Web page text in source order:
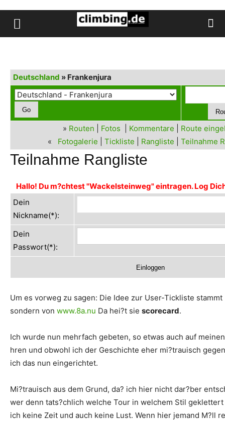
Deutschland » Frankenjura
» Routen Fotos Kommentare
Route
« Fotogalerie Tickliste Rangliste Teilnahme
Teilnahme Rangliste
Hallo! Du m?chtest "Wackelsteinweg" eintragen. Log
Dein
Nickname(*):
Dein
Passwort(*):
Um es vorweg zu sagen: Die Idee zur User-Tickliste
sondern von www.8a.nu Da hei?t sie scorecard.
Ich wurde nun mehrfach gebeten, so etwas auch auf
hren und obwohl ich der Geschichte eher mi?trauisch
ich das nun eingerichtet.
Mi?trauisch aus dem Grund, da? ich hier nicht dar?ber
wer denn tats?chlich welche Tour in welchem Stil geklettert
ich keine Zeit und auch keine Lust. Wenn hier jemand M?ll